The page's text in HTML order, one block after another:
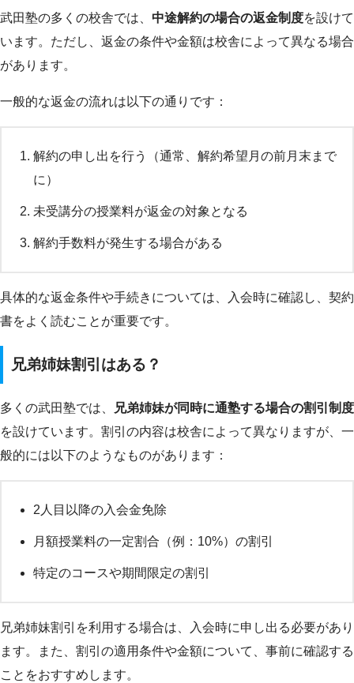
武田塾の多くの校舎では、 中途解約の場合の返金制度を設けて
います。ただし、返金の条件や金額は校舎によって異なる場合
があります。
一般的な返金の流れは以下の通りです：
解約の申し出を行う（通常、解約希望月の前月末まで
に）
未受講分の授業料が返金の対象となる
解約手数料が発生する場合がある
具体的な返金条件や手続きについては、入会時に確認し、契約
書をよく読むことが重要です。
兄弟姉妹割引はある？
多くの武田塾では、
兄弟姉妹が同時に通塾する場合の割引制度
を設けています。割引の内容は校舎によって異なりますが、一
般的には以下のようなものがあります：
2人目以降の入会金免除
月額授業料の一定割合（例：10%）の割引
特定のコースや期間限定の割引
兄弟姉妹割引を利用する場合は、入会時に申し出る必要があり
ます。また、割引の適用条件や金額について、事前に確認する
ことをおすすめします。